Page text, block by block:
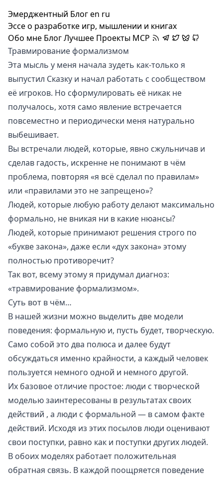
Эмерджентный Блогen ru
Эссе о разработке игр, мышлении и книгах
Обо мне БлогЛучшее Проекты MCP
Травмирование формализмом
Эта мысль у меня начала зудеть как-только я
выпустил Сказку и начал работать с сообществом
её игроков. Но сформулировать её никак не
получалось, хотя само явление встречается
повсеместно и периодически меня натурально
выбешивает.
Вы встречали людей, которые, явно сжульничав и
сделав гадость, искренне не понимают в чём
проблема, повторяя «я всё сделал по правилам»
или «правилами это не запрещено»?
Людей, которые любую работу делают максимально
формально, не вникая ни в какие нюансы?
Людей, которые принимают решения строго по
«букве закона», даже если «дух закона» этому
полностью противоречит?
Так вот, всему этому я придумал диагноз:
«травмирование формализмом».
Суть вот в чём…
В нашей жизни можно выделить две модели
поведения: формальную и, пусть будет, творческую.
Само собой это два полюса и далее будут
обсуждаться именно крайности, а каждый человек
пользуется немного одной и немного другой.
Их базовое отличие простое: люди с творческой
моделью заинтересованы в результатах своих
действий , а люди с формальной — в самом факте
действий. Исходя из этих посылов люди оценивают
свои поступки, равно как и поступки других людей.
В обоих моделях работает положительная
обратная связь. В каждой поощряется поведение